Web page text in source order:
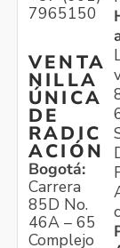
7965150
VENTA
NILLA
ÚNICA
DE
RADIC
ACIÓN
Bogotá:
Carrera
85D No.
46A – 65
Complejo